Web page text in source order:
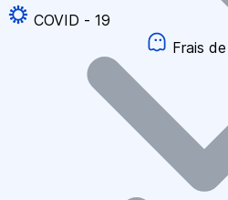
COVID - 19
Frais